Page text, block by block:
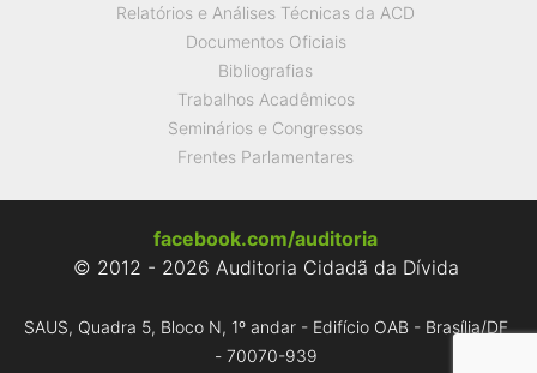
Relatórios e Análises Técnicas da ACD
Documentos Oficiais
Bibliografias
Trabalhos Acadêmicos
Seminários e Congressos
Frentes Parlamentares
facebook.com/auditoria
© 2012 - 2026 Auditoria Cidadã da Dívida
SAUS, Quadra 5, Bloco N, 1º andar - Edifício OAB - Brasília/DF
- 70070-939